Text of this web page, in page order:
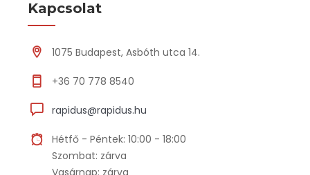
Kapcsolat
1075 Budapest, Asbóth utca 14.
+36 70 778 8540
rapidus@rapidus.hu
Hétfő - Péntek: 10:00 - 18:00
Szombat: zárva